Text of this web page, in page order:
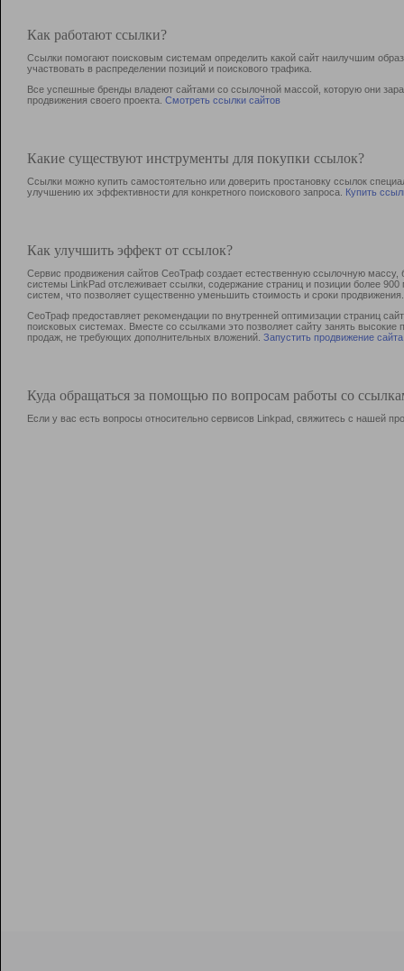
Как работают ссылки?
Ссылки помогают поисковым системам определить какой сайт наилучшим
участвовать в раcпределении позиций и поискового трафика.
Все успешные бренды владеют сайтами со ссылочной массой, которую они
продвижения своего проекта. Смотреть ссылки сайтов
Какие существуют инструменты для покупки ссылок?
Ссылки можно купить самостоятельно или доверить простановку ссылок
улучшению их эффективности для конкретного поискового запроса. Купить
Как улучшить эффект от ссылок?
Сервис продвижения сайтов СеоТраф создает естественную ссылочную
системы LinkPad отслеживает ссылки, содержание страниц и позиции более
систем, что позволяет существенно уменьшить стоимость и сроки продвижения.
СеоТраф предоставляет рекомендации по внутренней оптимизации страниц
поисковых системах. Вместе со ссылками это позволяет сайту занять
продаж, не требующих дополнительных вложений. Запустить продвижение сайта
Куда обращаться за помощью по вопросам работы со
Если у вас есть вопросы относительно сервисов Linkpad, свяжитесь с нашей